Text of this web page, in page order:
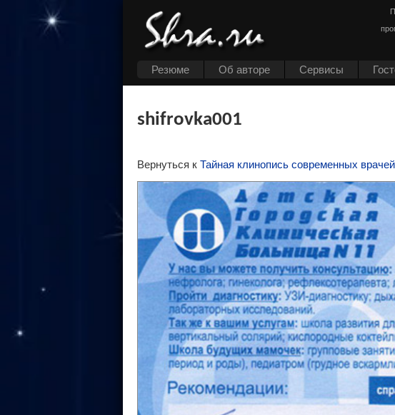
Резюме Об авторе Cервисы
shifrovka001
Вернуться к Тайная клинопись современных врачей